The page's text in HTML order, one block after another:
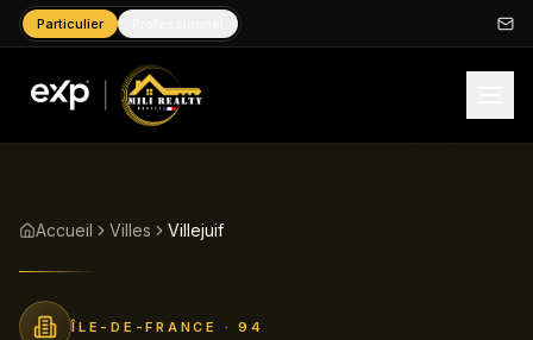
Particulier
Accueil Villes Villejuif
ÎLE-DE-FRANCE · 94